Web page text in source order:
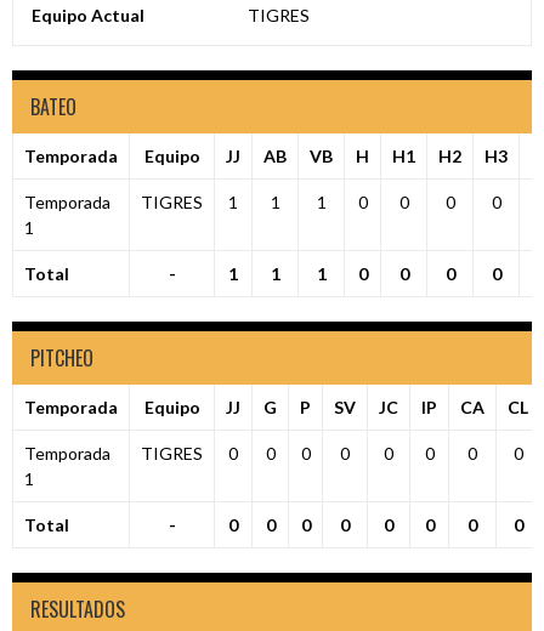
Equipo Actual TIGRES
BATEO
Temporada Equipo JJ AB VB H H1 H2 H3
Temporada
1
TIGRES 1 1 1 0 0 0 0
Total - 1 1 1 0 0 0 0
PITCHEO
Temporada Equipo JJ G P SV JC IP CA CL
Temporada
1
TIGRES 0 0 0 0 0 0 0 0
Total - 0 0 0 0 0 0 0 0
RESULTADOS